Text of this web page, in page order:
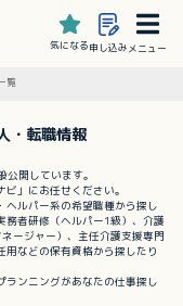
気になる申し込みメニュー
覧
・転職情報
公開しています。
」にお任せください。
ヘルパー系の希望職種から探し
務者研修（ヘルパー1級）、介護
ージャー）、主任介護支援専門
などの保有資格から探したり
ランニングがあなたの仕事探し